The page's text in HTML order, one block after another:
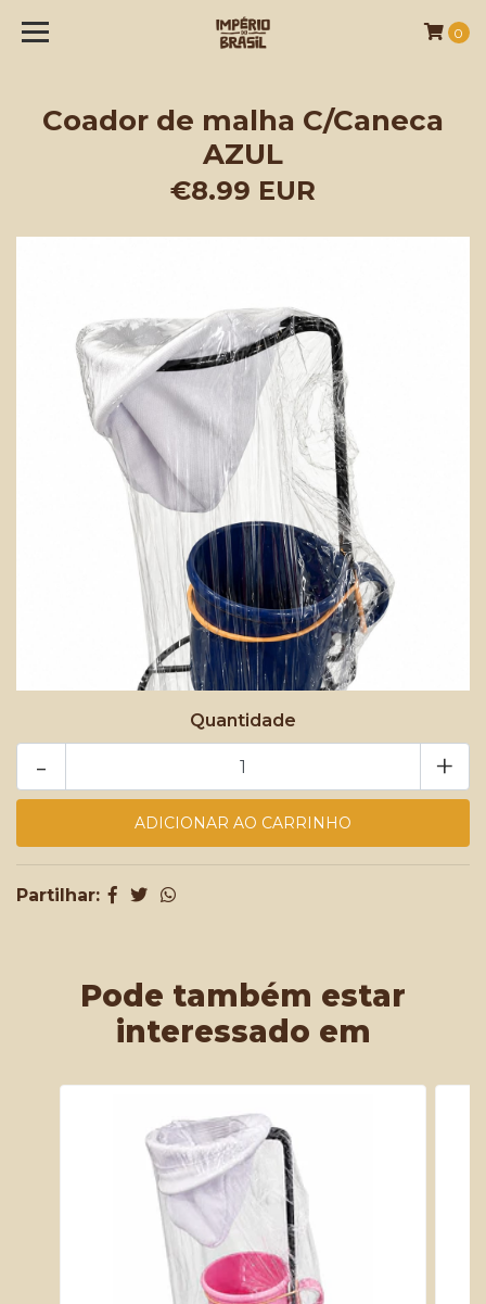
0
Coador de malha C/Caneca
AZUL
€8.99 EUR
Quantidade
+
-
Partilhar:
Pode também estar
interessado em